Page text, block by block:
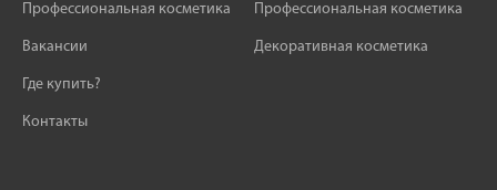
Профессиональная косметика
Вакансии
Где купить?
Контакты
Профессиональная косметика
Декоративная косметика